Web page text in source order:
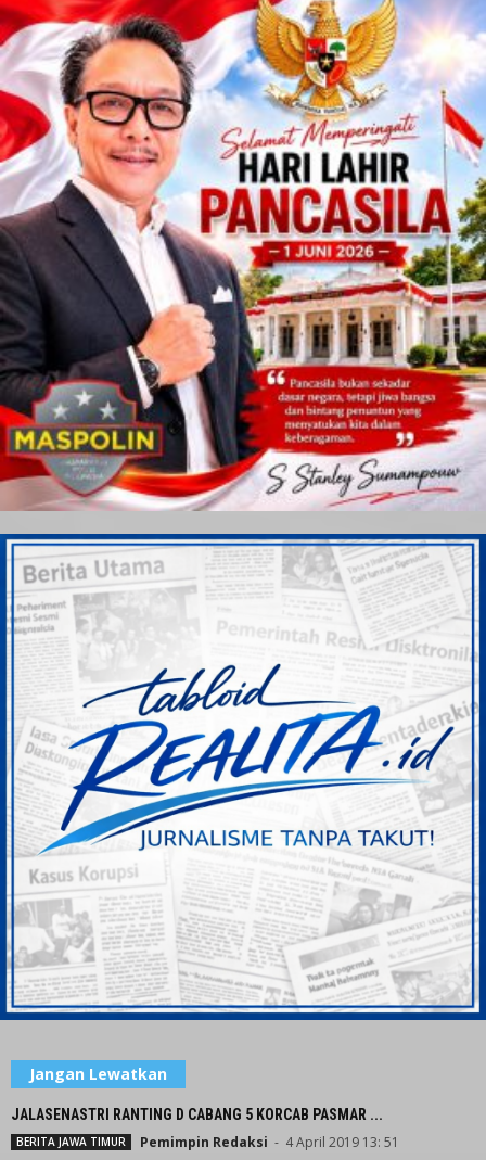
Jangan Lewatkan
JALASENASTRI RANTING D CABANG 5 KORCAB PASMAR ...
BERITA JAWA TIMUR Pemimpin Redaksi - 4 April 2019 13: 51